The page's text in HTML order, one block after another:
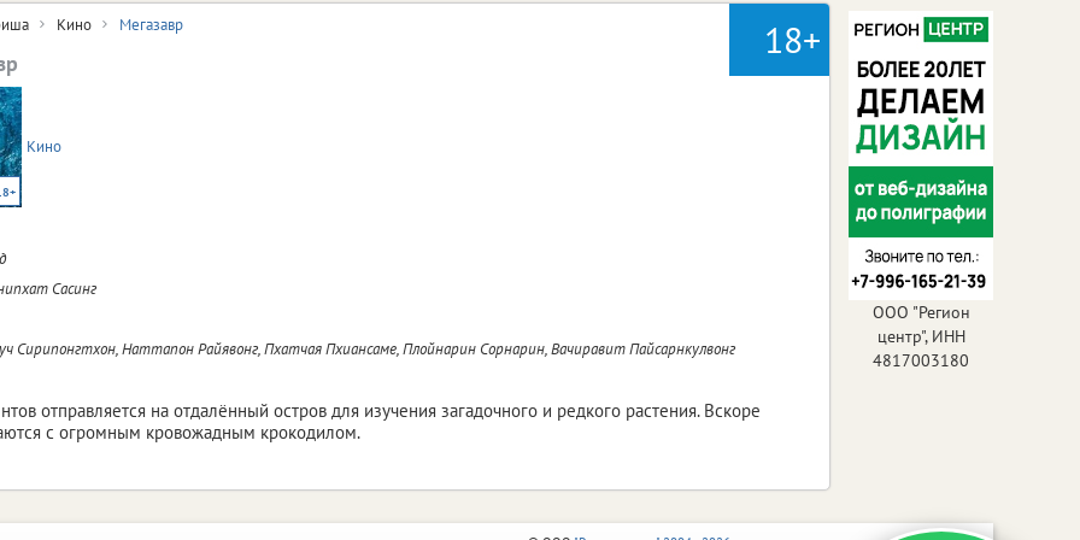
18+
Кино Мегазавр
Кино
Сасинг
Сирипонгтхон, Наттапон Райявонг, Пхатчая Пхиансаме, Плойнарин Сорнарин, Вачиравит Пайсарнкулвонг
отправляется на отдалённый остров для изучения загадочного и редкого растения. Вскоре
с огромным кровожадным крокодилом.
ООО "Регион
центр", ИНН
4817003180